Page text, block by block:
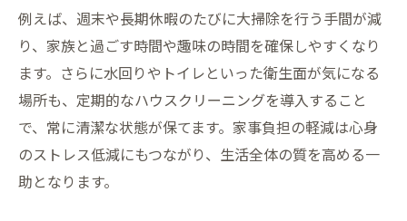
例えば、週末や長期休暇のたびに大掃除を行う手間が減
り、家族と過ごす時間や趣味の時間を確保しやすくなり
ます。さらに水回りやトイレといった衛生面が気になる
場所も、定期的なハウスクリーニングを導入すること
で、常に清潔な状態が保てます。家事負担の軽減は心身
のストレス低減にもつながり、生活全体の質を高める一
助となります。